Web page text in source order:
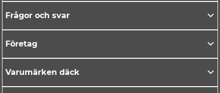
Frågor och svar
Företag
Varumärken däck